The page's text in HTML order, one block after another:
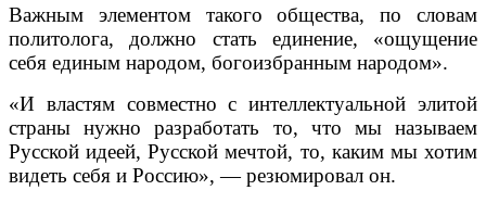
Важным элементом такого общества, по словам
политолога, должно стать единение, «ощущение
себя единым народом, богоизбранным народом».
«И властям совместно с интеллектуальной элитой
страны нужно разработать то, что мы называем
Русской идеей, Русской мечтой, то, каким мы хотим
видеть себя и Россию», — резюмировал он.